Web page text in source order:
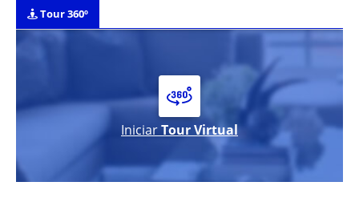
Tour 360º
IniciarTour Virtual